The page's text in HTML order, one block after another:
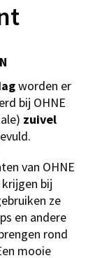
worden er
bij OHNE
zuivel
van OHNE
bij
ze
en andere
rond
mooie